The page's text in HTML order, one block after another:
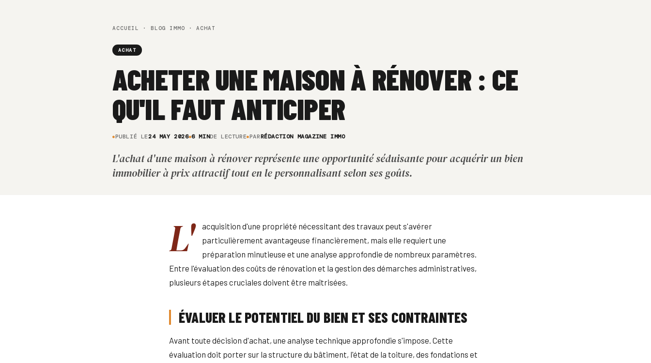
ACCUEIL · BLOG IMMO · ACHAT
ACHAT
ACHETER UNE MAISON À RÉNOVER : CE
QU'IL FAUT ANTICIPER
PUBLIÉ LE24 MAY 2026 6 MINDE LECTURE PARRÉDACTION MAGAZINE IMMO
L'achat d'une maison à rénover représente une opportunité séduisante pour acquérir un bien
immobilier à prix attractif tout en le personnalisant selon ses goûts.
L'
acquisition d'une propriété nécessitant des travaux peut s'avérer
particulièrement avantageuse financièrement, mais elle requiert une
préparation minutieuse et une analyse approfondie de nombreux paramètres.
Entre l'évaluation des coûts de rénovation et la gestion des démarches administratives,
plusieurs étapes cruciales doivent être maîtrisées.
ÉVALUER LE POTENTIEL DU BIEN ET SES CONTRAINTES
Avant toute décision d'achat, une analyse technique approfondie s'impose. Cette
évaluation doit porter sur la structure du bâtiment, l'état de la toiture, des fondations et